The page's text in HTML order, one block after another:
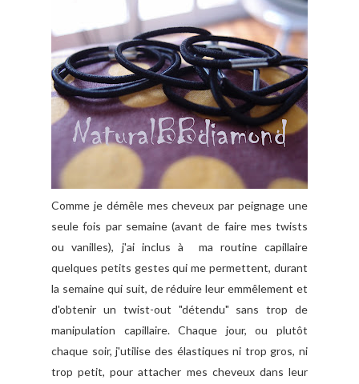
Comme je démêle mes cheveux par peignage une
seule fois par semaine (avant de faire mes twists
ou vanilles), j'ai inclus à ma routine capillaire
quelques petits gestes qui me permettent, durant
la semaine qui suit, de réduire leur emmêlement et
d'obtenir un twist-out "détendu" sans trop de
manipulation capillaire. Chaque jour, ou plutôt
chaque soir, j'utilise des élastiques ni trop gros, ni
trop petit, pour attacher mes cheveux dans leur